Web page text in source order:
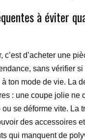
à éviter
c’est d’acheter une
sans vérifier
ton mode de vie. La
: une coupe jolie ne
se déforme vite. La
des accessoires
qui manquent de